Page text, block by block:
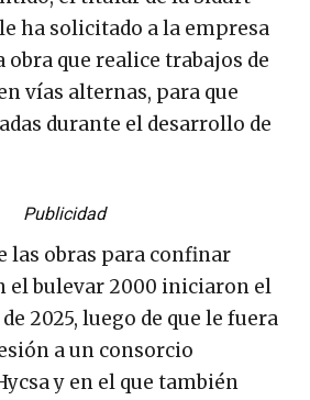
ha solicitado a la empresa
obra que realice trabajos de
vías alternas, para que
durante el desarrollo de
Publicidad
las obras para confinar
el bulevar 2000 iniciaron el
2025, luego de que le fuera
a un consorcio
y en el que también